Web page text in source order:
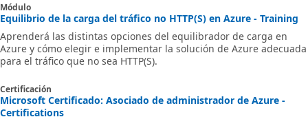
Módulo
Equilibrio de la carga del tráfico no HTTP(S) en Azure - Training
Aprenderá las distintas opciones del equilibrador de carga en
Azure y cómo elegir e implementar la solución de Azure adecuada
para el tráfico que no sea HTTP(S).
Certificación
Microsoft Certificado: Asociado de administrador de Azure -
Certifications